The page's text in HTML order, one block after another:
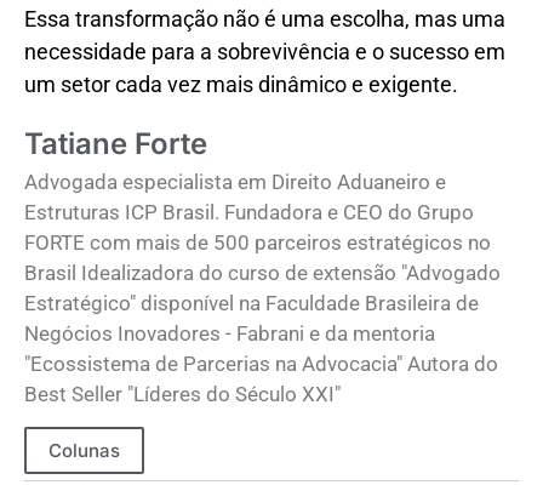
Essa transformação não é uma escolha, mas uma
necessidade para a sobrevivência e o sucesso em
um setor cada vez mais dinâmico e exigente.
Tatiane Forte
Advogada especialista em Direito Aduaneiro e
Estruturas ICP Brasil. Fundadora e CEO do Grupo
FORTE com mais de 500 parceiros estratégicos no
Brasil Idealizadora do curso de extensão "Advogado
Estratégico" disponível na Faculdade Brasileira de
Negócios Inovadores - Fabrani e da mentoria
"Ecossistema de Parcerias na Advocacia" Autora do
Best Seller "Líderes do Século XXI"
Colunas